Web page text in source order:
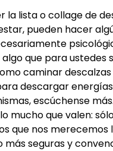
la lista o collage de
pueden hacer
que para ustedes
caminar
descargar
escúchense
mucho que valen:
que nos merecemos
más seguras y